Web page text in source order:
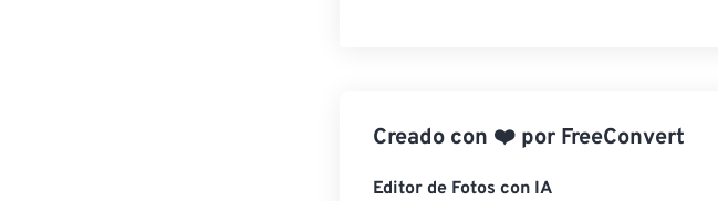
Creado con ❤️ por FreeConvert
Editor de Fotos con IA